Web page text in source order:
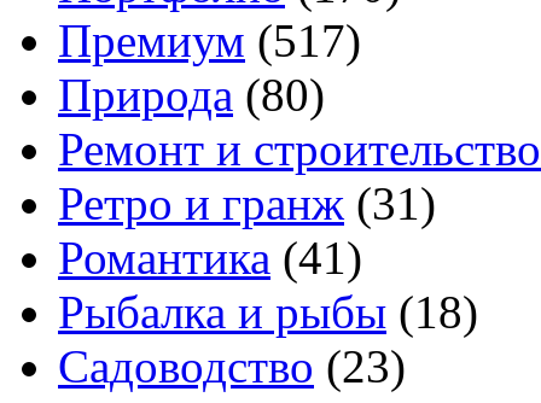
Премиум (517)
Природа (80)
Ремонт и строительство
Ретро и гранж (31)
Романтика (41)
Рыбалка и рыбы (18)
Садоводство (23)